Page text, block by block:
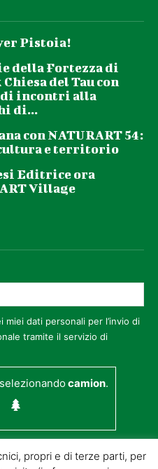
Pistoia!
della Fortezza di
del Tau con
di incontri alla
di...
con NATURART 54:
e territorio
Editrice ora
Village
dati personali per l’invio di
tramite il servizio di
camion.
propri e di terze parti, per